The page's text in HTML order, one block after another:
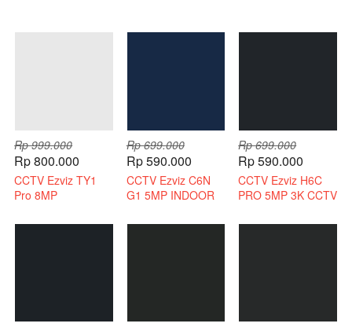
Rp 999.000
Rp 800.000
CCTV Ezviz TY1
Pro 8MP
Rp 699.000
Rp 590.000
CCTV Ezviz C6N
G1 5MP INDOOR
AUDIO
Rp 699.000
Rp 590.000
CCTV Ezviz H6C
PRO 5MP 3K CCTV
AUDIO